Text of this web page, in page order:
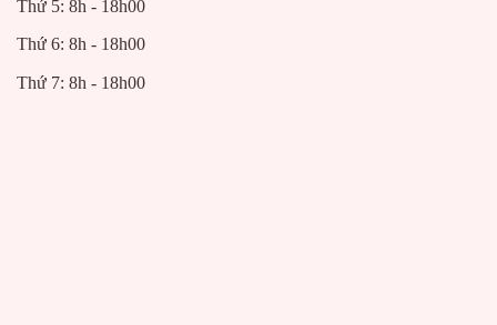
Thứ 5: 8h - 18h00
Thứ 6: 8h - 18h00
Thứ 7: 8h - 18h00